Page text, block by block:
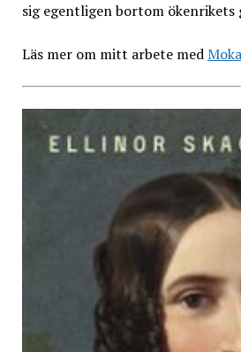
sig egentligen bortom ökenrikets
Läs mer om mitt arbete med